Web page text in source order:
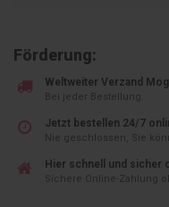
Förderung:
Weltweiter Verzand
Bei jeder Bestellung.
Jetzt bestellen 24/7
Nie geschlossen, Sie
Hier schnell und sicher
Sichere Online-Zahlung